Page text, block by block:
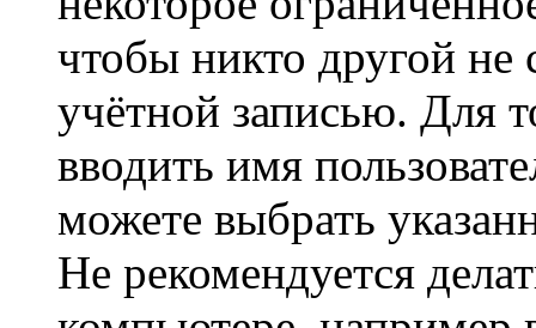
чтобы никто другой не
учётной записью. Для
вводить имя
можете выбрать
Не рекомендуется